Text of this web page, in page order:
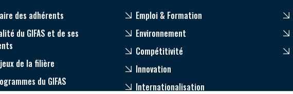
des adhérents
du GIFAS et de ses
de la filière
du GIFAS
Emploi & Formation
Environnement
Compétitivité
Innovation
Internationalisation